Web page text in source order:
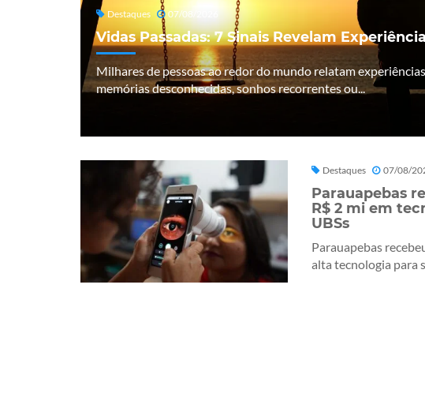
Destaques 07/08/2026
Vidas Passadas: 7 Sinais Revelam
Milhares de pessoas ao redor do mundo relatam
memórias desconhecidas, sonhos recorrentes ou...
Destaques 07/08/
Parauapebas
R$ 2 mi em
UBSs
Parauapebas
alta tecnologia para